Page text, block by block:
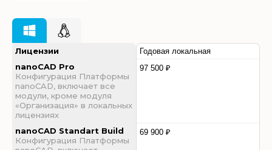
Лицензии
nanoCAD Pro
Конфигурация Платформы
nanoCAD, включает все
модули, кроме модуля
«Организация» в локальных
лицензиях
nanoCAD Standart Build
Конфигурация Платформы
Годовая локальная
97 500 ₽
69 900 ₽